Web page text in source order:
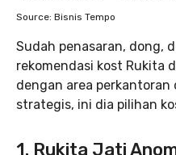
Source: Bisnis Tempo
Sudah penasaran, dong,
rekomendasi kost Rukita
dengan area
strategis, ini dia pilihan
1. Rukita Jati